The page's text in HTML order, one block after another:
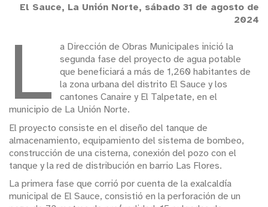
El Sauce, La Unión Norte, sábado 31 de agosto de
2024
L
a Dirección de Obras Municipales inició la
segunda fase del proyecto de agua potable
que beneficiará a más de 1,260 habitantes de
la zona urbana del distrito El Sauce y los
cantones Canaire y El Talpetate, en el
municipio de La Unión Norte.
El proyecto consiste en el diseño del tanque de
almacenamiento, equipamiento del sistema de bombeo,
construcción de una cisterna, conexión del pozo con el
tanque y la red de distribución en barrio Las Flores.
La primera fase que corrió por cuenta de la exalcaldía
municipal de El Sauce, consistió en la perforación de un